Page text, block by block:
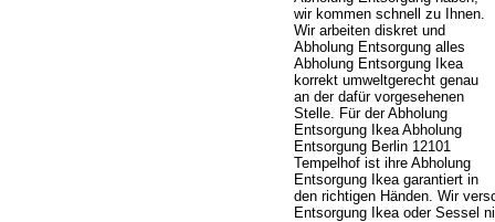
wir kommen schnell zu Ihnen.
Wir arbeiten diskret und
Abholung Entsorgung alles
Abholung Entsorgung Ikea
korrekt umweltgerecht genau
an der dafür vorgesehenen
Stelle. Für der Abholung
Entsorgung Ikea Abholung
Entsorgung Berlin 12101
Tempelhof ist ihre Abholung
Entsorgung Ikea garantiert in
den richtigen Händen. Wir
Entsorgung Ikea oder Sessel